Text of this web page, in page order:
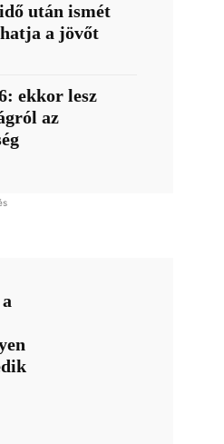
után ismét
a jövőt
ekkor lesz
az